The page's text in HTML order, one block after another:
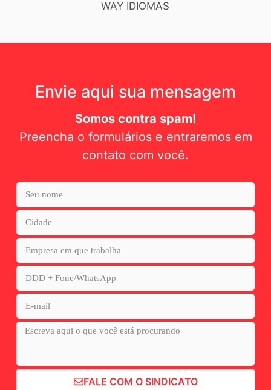
Envie aqui sua mensagem
Somos contra spam!
Preencha o formulários e entraremos em
contato com você.
FALE COM O SINDICATO